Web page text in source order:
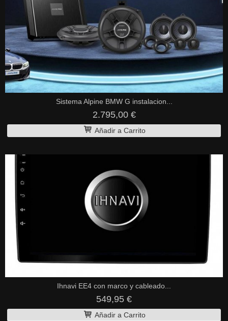
Sistema Alpine BMW G instalacion...
2.795,00 €
Añadir a Carrito
Ihnavi EE4 con marco y cableado...
549,95 €
Añadir a Carrito